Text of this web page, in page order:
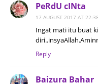
PeRdU cINta
17 AUGUST 2017 AT 22:38
Ingat mati itu buat
Reply
Baizura Bahar